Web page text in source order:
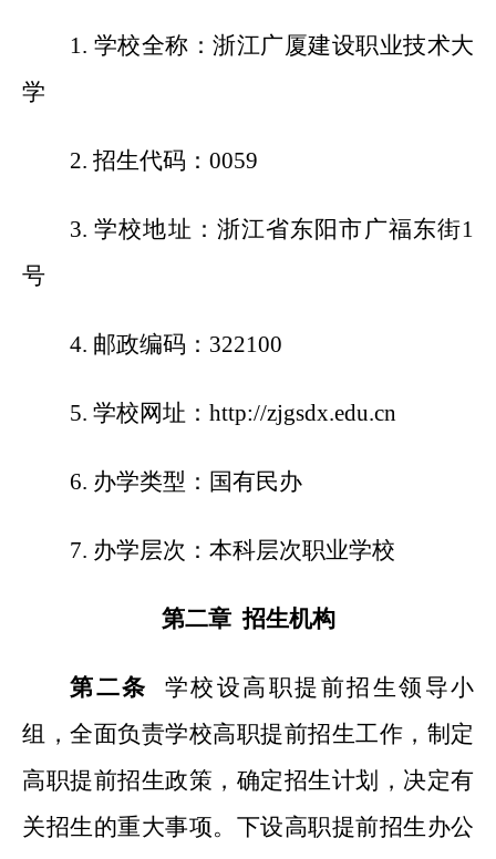
1. 学校全称：浙江广厦建设职业技术大
学
2. 招生代码：0059
3.学校地址：浙江省东阳市广福东街1
号
4. 邮政编码：322100
5. 学校网址：http://zjgsdx.edu.cn
6. 办学类型：国有民办
7. 办学层次：本科层次职业学校
第二章 招生机构
第二条
学校设高职提前招生领导小
组，全面负责学校高职提前招生工作，制定
高职提前招生政策，确定招生计划，决定有
关招生的重大事项。下设高职提前招生办公